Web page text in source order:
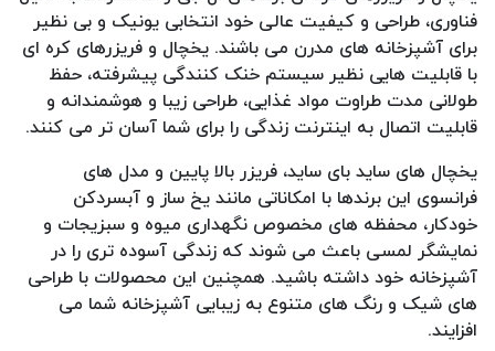
فناوری، طراحی و کیفیت عالی خود انتخابی یونیک و بی نظیر
برای آشپزخانه های مدرن می باشند. یخچال و فریزرهای کره ای
با قابلیت هایی نظیر سیستم خنک کنندگی پیشرفته، حفظ
طولانی مدت طراوت مواد غذایی، طراحی زیبا و هوشمندانه و
قابلیت اتصال به اینترنت زندگی را برای شما آسان تر می کنند.
یخچال های ساید بای ساید، فریزر بالا پایین و مدل های
فرانسوی این برندها با امکاناتی مانند یخ ساز و آبسردکن
خودکار، محفظه های مخصوص نگهداری میوه و سبزیجات و
نمایشگر لمسی باعث می شوند که زندگی آسوده تری را در
آشپزخانه خود داشته باشید. همچنین این محصولات با طراحی
های شیک و رنگ های متنوع به زیبایی آشپزخانه شما می
افزایند.